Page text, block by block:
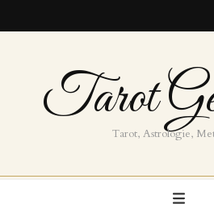
Tarot
Tarot, Astrologie,